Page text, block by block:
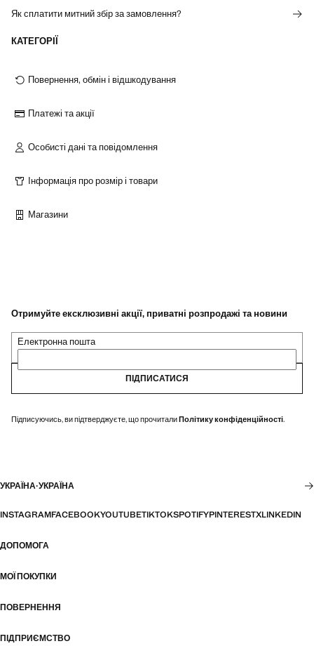
Як сплатити митний збір за замовлення?
КАТЕГОРІЇ
Повернення, обмін і відшкодування
Платежі та акції
Особисті дані та повідомлення
Інформація про розмір і товари
Магазини
Отримуйте ексклюзивні акції, приватні розпродажі та новини
Електронна пошта
ПІДПИСАТИСЯ
Підписуючись, ви підтверджуєте, що прочиталиПолітику конфіденційності.
УКРАЇНА·УКРАЇНА
INSTAGRAMFACEBOOKYOUTUBETIKTOKSPOTIFYPINTERESTXLINKEDIN
ДОПОМОГА
МОЇ ПОКУПКИ
ПОВЕРНЕННЯ
ПІДПРИЄМСТВО